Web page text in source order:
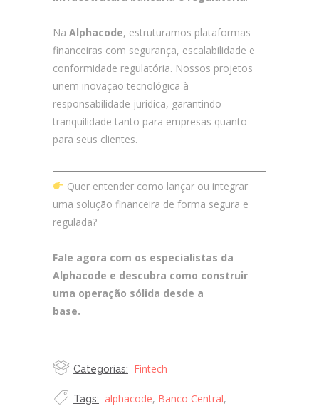
Na Alphacode, estruturamos plataformas
financeiras com segurança, escalabilidade e
conformidade regulatória. Nossos projetos
unem inovação tecnológica à
responsabilidade jurídica, garantindo
tranquilidade tanto para empresas quanto
para seus clientes.
Quer entender como lançar ou integrar
uma solução financeira de forma segura e
regulada?
Fale agora com os especialistas da
Alphacode e descubra como construir
uma operação sólida desde a
base.
Categorias: Fintech
Tags: alphacode, Banco Central,